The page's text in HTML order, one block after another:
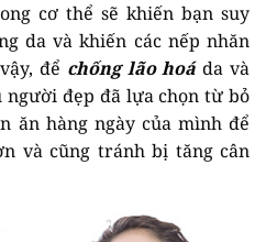
cơ thể sẽ khiến bạn suy
da và khiến các nếp nhăn
để chống lão hoáda và
đẹp đã lựa chọn từ bỏ
ăn hàng ngày của mình để
và cũng tránh bị tăng cân